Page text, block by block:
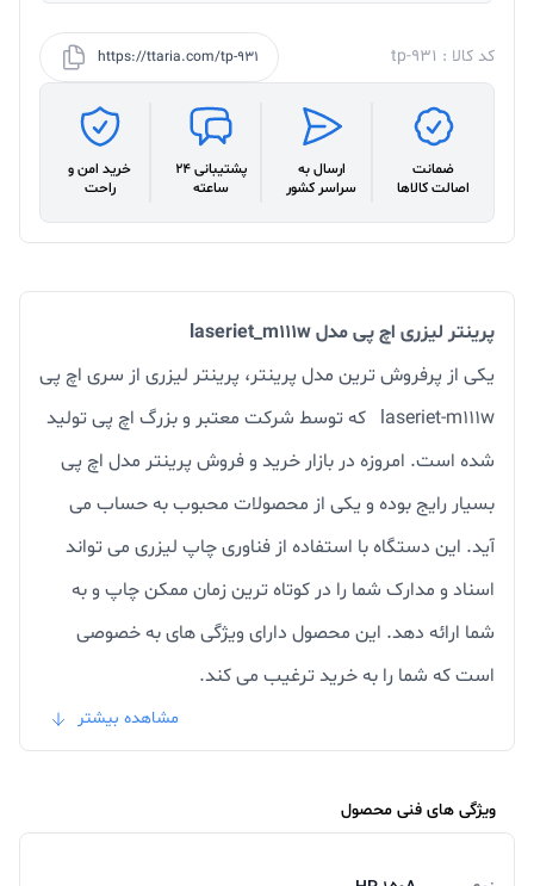
کد کالا : tp-931 https://ttaria.com/tp-931
ضمانت
اصالت کالاها
ارسال به
سراسر کشور
پشتیبانی 24
ساعته
خرید امن و
راحت
پرینتر لیزری اچ پی مدل laseriet_m111w
یکی از پرفروش ترین مدل پرینتر، پرینتر لیزری از سری اچ پی
laseriet-m111w که توسط شرکت معتبر و بزرگ اچ پی تولید
شده است. امروزه در بازار خرید و فروش پرینتر مدل اچ پی
بسیار رایج بوده و یکی از محصولات محبوب به حساب می
آید. این دستگاه با استفاده از فناوری چاپ لیزری می تواند
اسناد و مدارک شما را در کوتاه ترین زمان ممکن چاپ و به
شما ارائه دهد. این محصول دارای ویژگی های به خصوصی
است که شما را به خرید ترغیب می کند.
چاپگرها در صنعت چاپ هستند. این چاپگر توسط شرکت اچ
مشاهده بیشتر
ویژگی های فنی محصول